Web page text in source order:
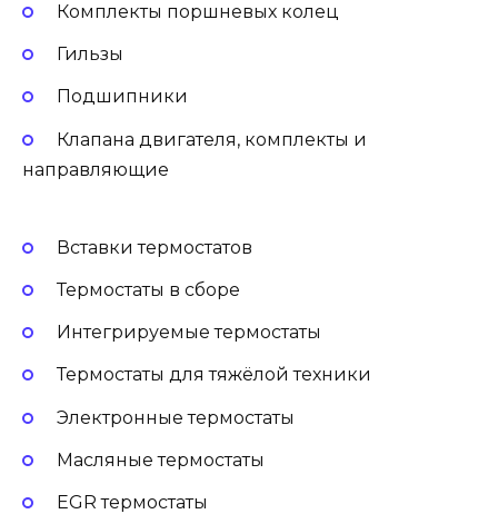
Комплекты поршневых колец
Гильзы
Подшипники
Клапана двигателя, комплекты и
направляющие
Вставки термостатов
Термостаты в сборе
Интегрируемые термостаты
Термостаты для тяжёлой техники
Электронные термостаты
Масляные термостаты
EGR термостаты